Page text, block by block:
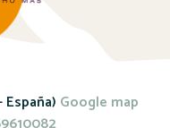
Google map